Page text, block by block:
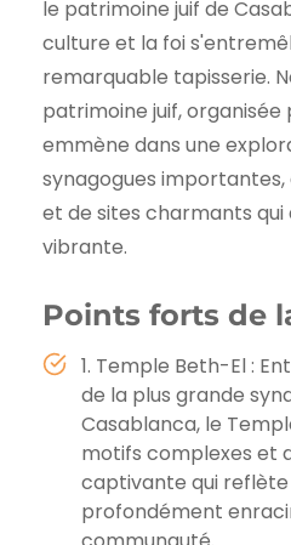
le patrimoine juif de
culture et la foi
remarquable tapisserie.
patrimoine juif, organisée
emmène dans une
synagogues
et de sites charmants
vibrante.
Points forts de
1. Temple Beth-El :
de la plus grande
Casablanca, le
motifs complexes et
captivante qui
profondément